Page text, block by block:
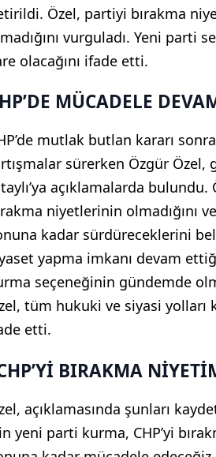
Özel, partiyi bırakma
vurguladı. Yeni parti
olacağını ifade etti.
MÜCADELE
mutlak butlan kararı
sürerken Özgür Özel,
açıklamalarda bulundu.
niyetlerinin olmadığını
kadar sürdüreceklerini
yapma imkanı devam
seçeneğinin gündemde
tüm hukuki ve siyasi yolları
etti.
BIRAKMA
açıklamasında şunları
yeni parti kurma, CHP’yi